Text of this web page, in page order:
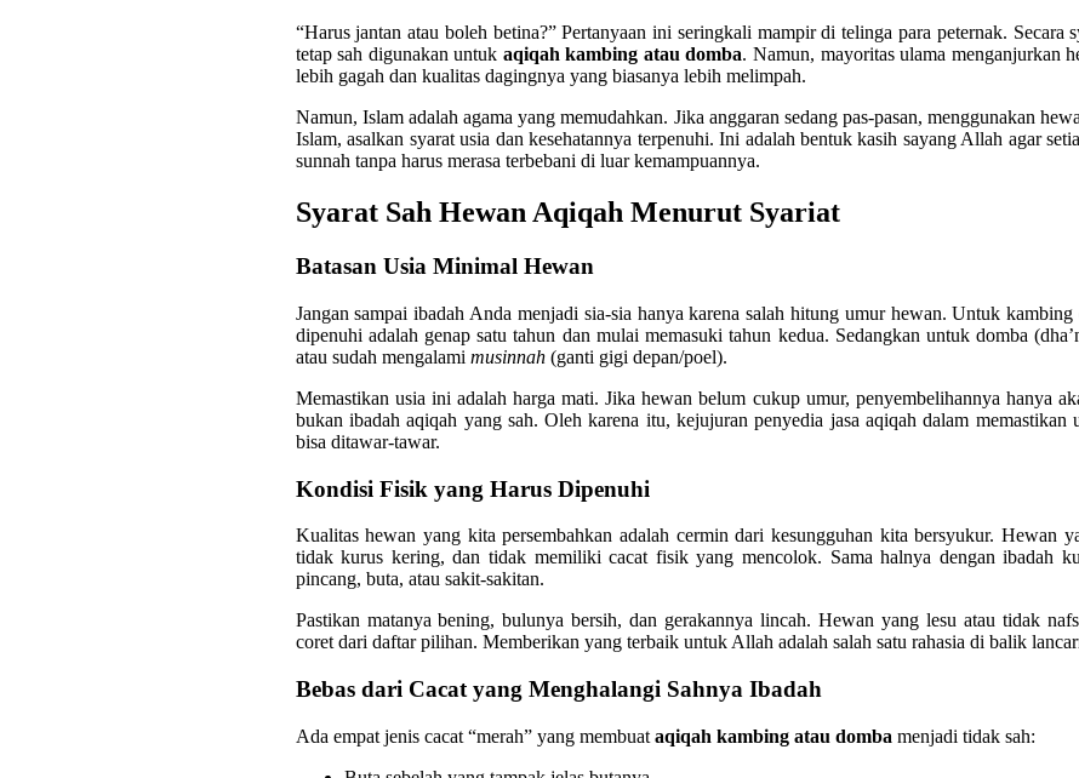
“Harus jantan atau boleh betina?” Pertanyaan ini seringkali mampir di telinga para peternak. Secara
tetap sah digunakan untuk aqiqah kambing atau domba. Namun, mayoritas ulama menganjurkan
lebih gagah dan kualitas dagingnya yang biasanya lebih melimpah.
Namun, Islam adalah agama yang memudahkan. Jika anggaran sedang pas-pasan, menggunakan
Islam, asalkan syarat usia dan kesehatannya terpenuhi. Ini adalah bentuk kasih sayang Allah agar
sunnah tanpa harus merasa terbebani di luar kemampuannya.
Syarat Sah Hewan Aqiqah Menurut Syariat
Batasan Usia Minimal Hewan
Jangan sampai ibadah Anda menjadi sia-sia hanya karena salah hitung umur hewan. Untuk
dipenuhi adalah genap satu tahun dan mulai memasuki tahun kedua. Sedangkan untuk domba
atau sudah mengalami musinnah(ganti gigi depan/poel).
Memastikan usia ini adalah harga mati. Jika hewan belum cukup umur, penyembelihannya hanya
bukan ibadah aqiqah yang sah. Oleh karena itu, kejujuran penyedia jasa aqiqah dalam memastikan
bisa ditawar-tawar.
Kondisi Fisik yang Harus Dipenuhi
Kualitas hewan yang kita persembahkan adalah cermin dari kesungguhan kita bersyukur. Hewan
tidak kurus kering, dan tidak memiliki cacat fisik yang mencolok. Sama halnya dengan ibadah
pincang, buta, atau sakit-sakitan.
Pastikan matanya bening, bulunya bersih, dan gerakannya lincah. Hewan yang lesu atau tidak
coret dari daftar pilihan. Memberikan yang terbaik untuk Allah adalah salah satu rahasia di balik
Bebas dari Cacat yang Menghalangi Sahnya Ibadah
Ada empat jenis cacat “merah” yang membuat aqiqah kambing atau domba menjadi tidak sah: